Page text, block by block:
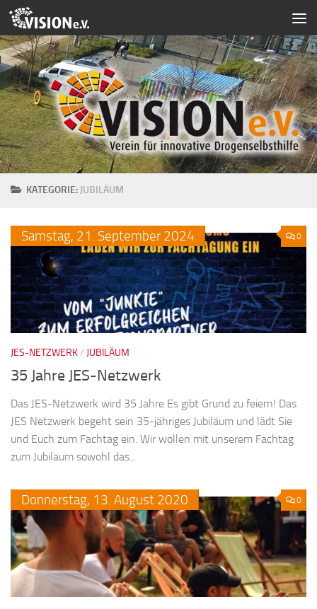
Zum Inhalt springen
KATEGORIE: JUBILÄUM
0
Samstag, 21. September 2024
JES-NETZWERK/ JUBILÄUM
35 Jahre JES-Netzwerk
Das JES-Netzwerk wird 35 Jahre Es gibt Grund zu feiern! Das
JES Netzwerk begeht sein 35-jähriges Jubiläum und lädt Sie
und Euch zum Fachtag ein. Wir wollen mit unserem Fachtag
zum Jubiläum sowohl das...
0
Donnerstag, 13. August 2020